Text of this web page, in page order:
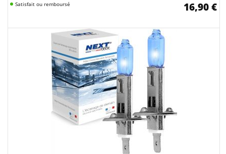
Satisfait ou remboursé 16,90 €